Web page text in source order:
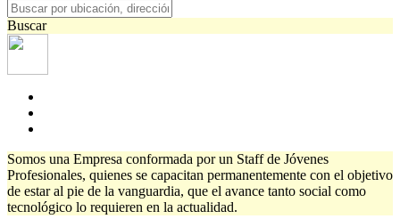
Buscar
Somos una Empresa conformada por un Staff de Jóvenes
Profesionales, quienes se capacitan permanentemente con el objetivo
de estar al pie de la vanguardia, que el avance tanto social como
tecnológico lo requieren en la actualidad.